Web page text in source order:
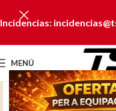
Incidencias:
MENÚ